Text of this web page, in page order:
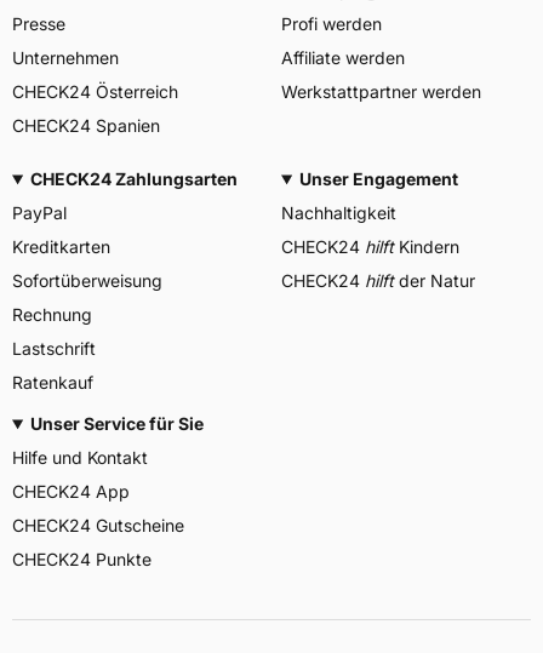
Presse
Unternehmen
CHECK24 Österreich
CHECK24 Spanien
Profi werden
Affiliate werden
Werkstattpartner werden
CHECK24 Zahlungsarten
PayPal
Kreditkarten
Sofortüberweisung
Rechnung
Lastschrift
Ratenkauf
Unser Engagement
Nachhaltigkeit
CHECK24 hilftKindern
CHECK24 hilftder Natur
Unser Service für Sie
Hilfe und Kontakt
CHECK24 App
CHECK24 Gutscheine
CHECK24 Punkte